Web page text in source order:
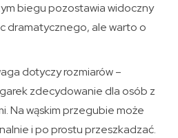
biegu pozostawia widoczny
dramatycznego, ale warto o
dotyczy rozmiarów –
zdecydowanie dla osób z
Na wąskim przegubie może
i po prostu przeszkadzać.